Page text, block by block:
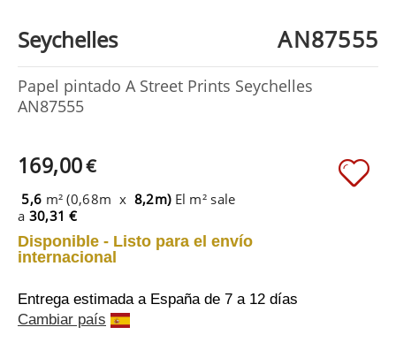
Seychelles AN87555
Papel pintado A Street Prints Seychelles
AN87555
169,00€
5,6 m² (0,68m x 8,2m) El m² sale
a 30,31 €
Disponible - Listo para el envío
internacional
Entrega estimada a España de 7 a 12 días
Cambiar país